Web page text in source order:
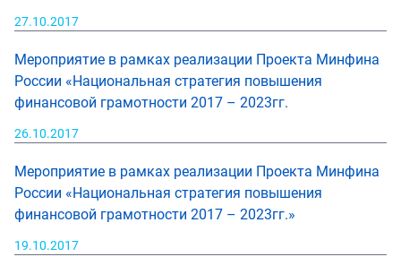
27.10.2017
Мероприятие в рамках реализации Проекта Минфина
России «Национальная стратегия повышения
финансовой грамотности 2017 – 2023гг.
26.10.2017
Мероприятие в рамках реализации Проекта Минфина
России «Национальная стратегия повышения
финансовой грамотности 2017 – 2023гг.»
19.10.2017